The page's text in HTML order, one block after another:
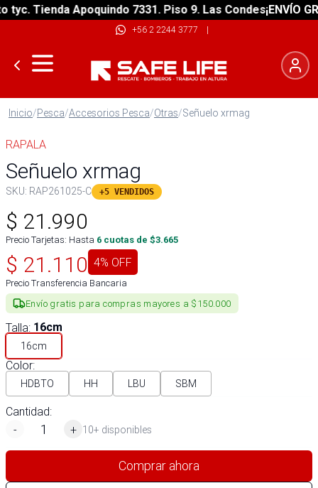
Tienda Apoquindo 7331. Piso 9. Las Condes¡ENVÍO
+56 2 2244 3777 |
Inicio/Pesca/Accesorios Pesca/Otras/Señuelo xrmag
RAPALA
Señuelo xrmag
SKU: RAP261025-C +5 VENDIDOS
$ 21.990
Precio Tarjetas: Hasta 6 cuotas de $3.665
$ 21.110 4% OFF
Precio Transferencia Bancaria
Envío gratis para compras mayores a $150.000
Talla: 16cm
16cm
Color:
HDBTO HH LBU SBM
Cantidad:
-
+ 10+ disponibles
Comprar ahora